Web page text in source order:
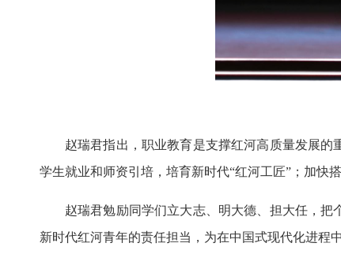
赵瑞君指出，职业教育是支撑红河高质量发展的
学生就业和师资引培，培育新时代“红河工匠”；加快
赵瑞君勉励同学们立大志、明大德、担大任，
新时代红河青年的责任担当，为在中国式现代化进程